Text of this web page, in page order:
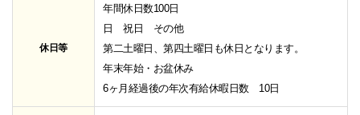
休日等
年間休日数100日
日 祝日 その他
第二土曜日、第四土曜日も休日となります。
年末年始・お盆休み
6ヶ月経過後の年次有給休暇日数 10日